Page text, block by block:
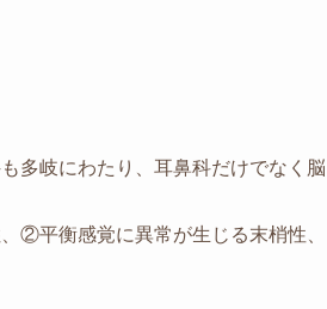
多岐にわたり、耳鼻科だけでなく脳
②平衡感覚に異常が生じる末梢性、